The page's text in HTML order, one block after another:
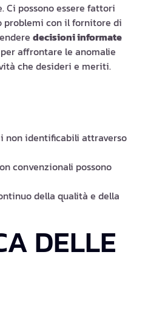
Ci possono essere fattori
problemi con il fornitore di
decisioni informate
affrontare le anomalie
che desideri e meriti.
non identificabili attraverso
convenzionali possono
della qualità e della
DELLE